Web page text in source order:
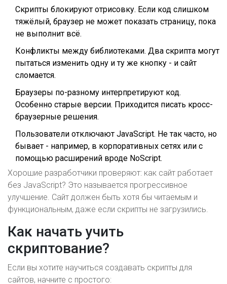
Скрипты блокируют отрисовку. Если код слишком
тяжёлый, браузер не может показать страницу, пока
не выполнит всё.
Конфликты между библиотеками. Два скрипта могут
пытаться изменить одну и ту же кнопку - и сайт
сломается.
Браузеры по-разному интерпретируют код.
Особенно старые версии. Приходится писать кросс-
браузерные решения.
Пользователи отключают JavaScript. Не так часто, но
бывает - например, в корпоративных сетях или с
помощью расширений вроде NoScript.
Хорошие разработчики проверяют: как сайт работает
без JavaScript? Это называется прогрессивное
улучшение. Сайт должен быть хотя бы читаемым и
функциональным, даже если скрипты не загрузились.
Как начать учить
скриптование?
Если вы хотите научиться создавать скрипты для
сайтов, начните с простого: